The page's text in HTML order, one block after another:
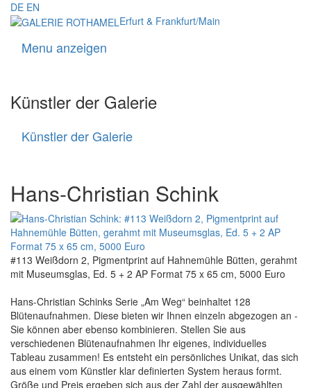
DE EN
Erfurt & Frankfurt/Main
Menu anzeigen
Künstler der Galerie
Künstler der Galerie
Hans-Christian Schink
#113 Weißdorn 2, Pigmentprint auf Hahnemühle Bütten, gerahmt
mit Museumsglas, Ed. 5 + 2 AP Format 75 x 65 cm, 5000 Euro
Hans-Christian Schinks Serie „Am Weg“ beinhaltet 128
Blütenaufnahmen. Diese bieten wir Ihnen einzeln abgezogen an -
Sie können aber ebenso kombinieren. Stellen Sie aus
verschiedenen Blütenaufnahmen Ihr eigenes, individuelles
Tableau zusammen! Es entsteht ein persönliches Unikat, das sich
aus einem vom Künstler klar definierten System heraus formt.
Größe und Preis ergeben sich aus der Zahl der ausgewählten